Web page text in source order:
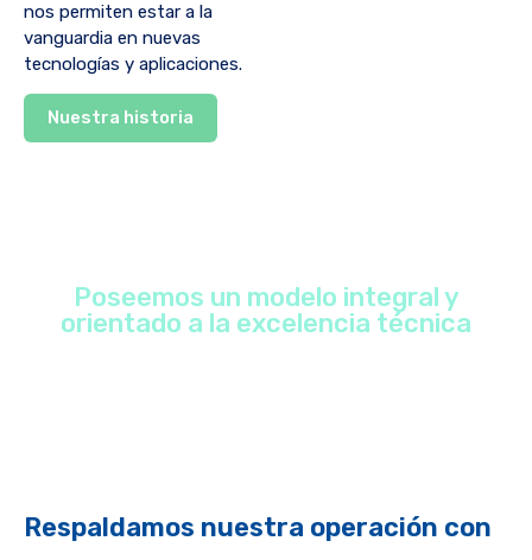
nos permiten estar a la
vanguardia en nuevas
tecnologías y aplicaciones.
Nuestra historia
Poseemos un modelo integral y
orientado a la excelencia técnica
Respaldamos nuestra operación con